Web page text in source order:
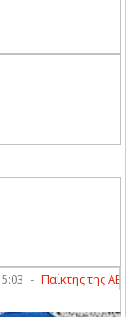
- Παίκτης της ΑΕΛ